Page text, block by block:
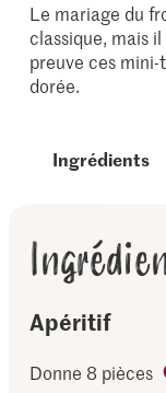
Le mariage du
classique, mais
preuve ces
dorée.
Ingrédients
Apéritif
Donne 8 pièces